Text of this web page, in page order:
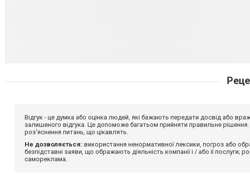
Відгук - це думка або оцінка людей, які бажають передати досвід або
залишеного відгука. Це допоможе багатьом прийняти правильне
роз'яснення питань, що цікавлять.
Не дозволяється: використання ненормативної лексики, погроз або
безпідставні заяви, що ображають діяльність компанії і / або її
самореклама.